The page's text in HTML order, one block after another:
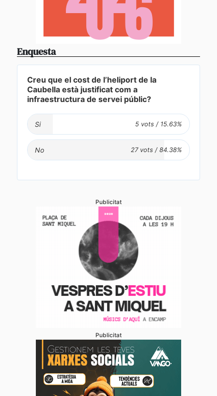
Enquesta
Creu que el cost de l’heliport de la
Caubella està justificat com a
infraestructura de servei públic?
Si
No
Publicitat
Publicitat